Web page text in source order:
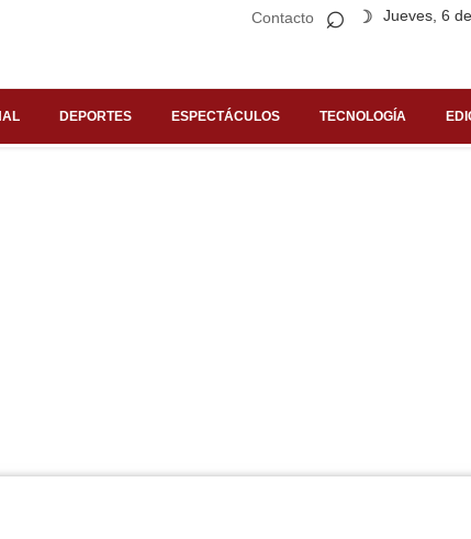
Contacto Jueves, 6
⌕ ☽
DEPORTES ESPECTÁCULOS TECNOLOGÍA